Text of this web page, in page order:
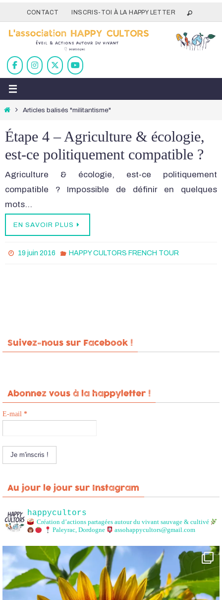
vers
contenu
CONTACT INSCRIS-TOI À LA HAPPY LETTER
HomeArticles balisés "militantisme"
Étape 4 – Agriculture & écologie,
est-ce politiquement compatible ?
Agriculture & écologie, est-ce politiquement
compatible ? Impossible de définir en quelques
mots…
EN SAVOIR PLUS
19 juin 2016 HAPPY CULTORS FRENCH TOUR
Suivez-nous sur Facebook !
Abonnez vous à la happyletter !
E-mail *
Au jour le jour sur Instagram
happycultors
Création d’actions partagées autour du vivant sauvage & cultivé
Paleyrac, Dordogne
assohappycultors@gmail.com